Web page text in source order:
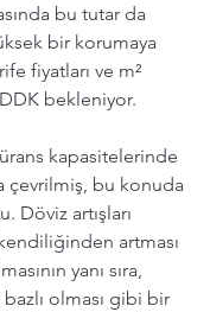
bu tutar da
bir korumaya
fiyatları ve m²
bekleniyor.
kapasitelerinde
çevrilmiş, bu konuda
Döviz artışları
artması
yanı sıra,
olması gibi bir